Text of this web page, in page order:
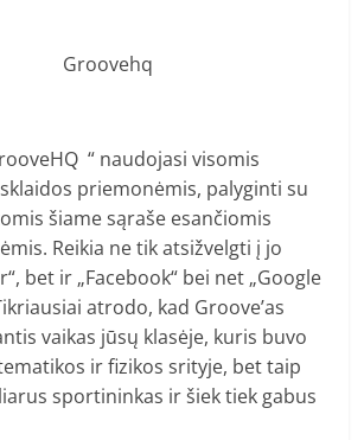
“ naudojasi visomis
priemonėmis, palyginti su
šiame sąraše esančiomis
Reikia ne tik atsižvelgti į jo
bet ir „Facebook“ bei net „Google
atrodo, kad Groove’as
vaikas jūsų klasėje, kuris buvo
ir fizikos srityje, bet taip
sportininkas ir šiek tiek gabus